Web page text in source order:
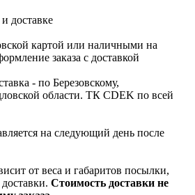
доставке
картой или наличными на
заказа с доставкой
- по Березовскому,
области. ТК CDEK по всей
на следующий день после
от веса и габаритов посылки,
Стоимость доставки не